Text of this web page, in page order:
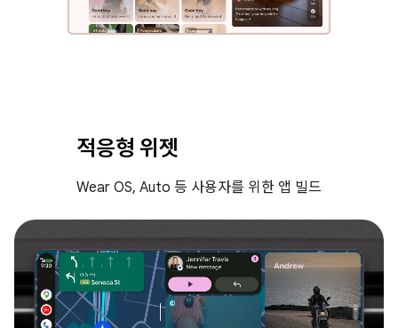
적응형 위젯
Wear OS, Auto 등 사용자를 위한 앱 빌드